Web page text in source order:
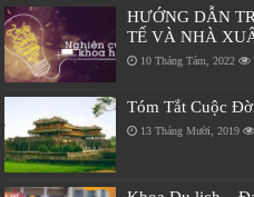
HƯỚNG DẪN
TẾ VÀ NHÀ
10 Tháng Tám, 2022
Tóm Tắt Cuộc
13 Tháng Mười, 2019